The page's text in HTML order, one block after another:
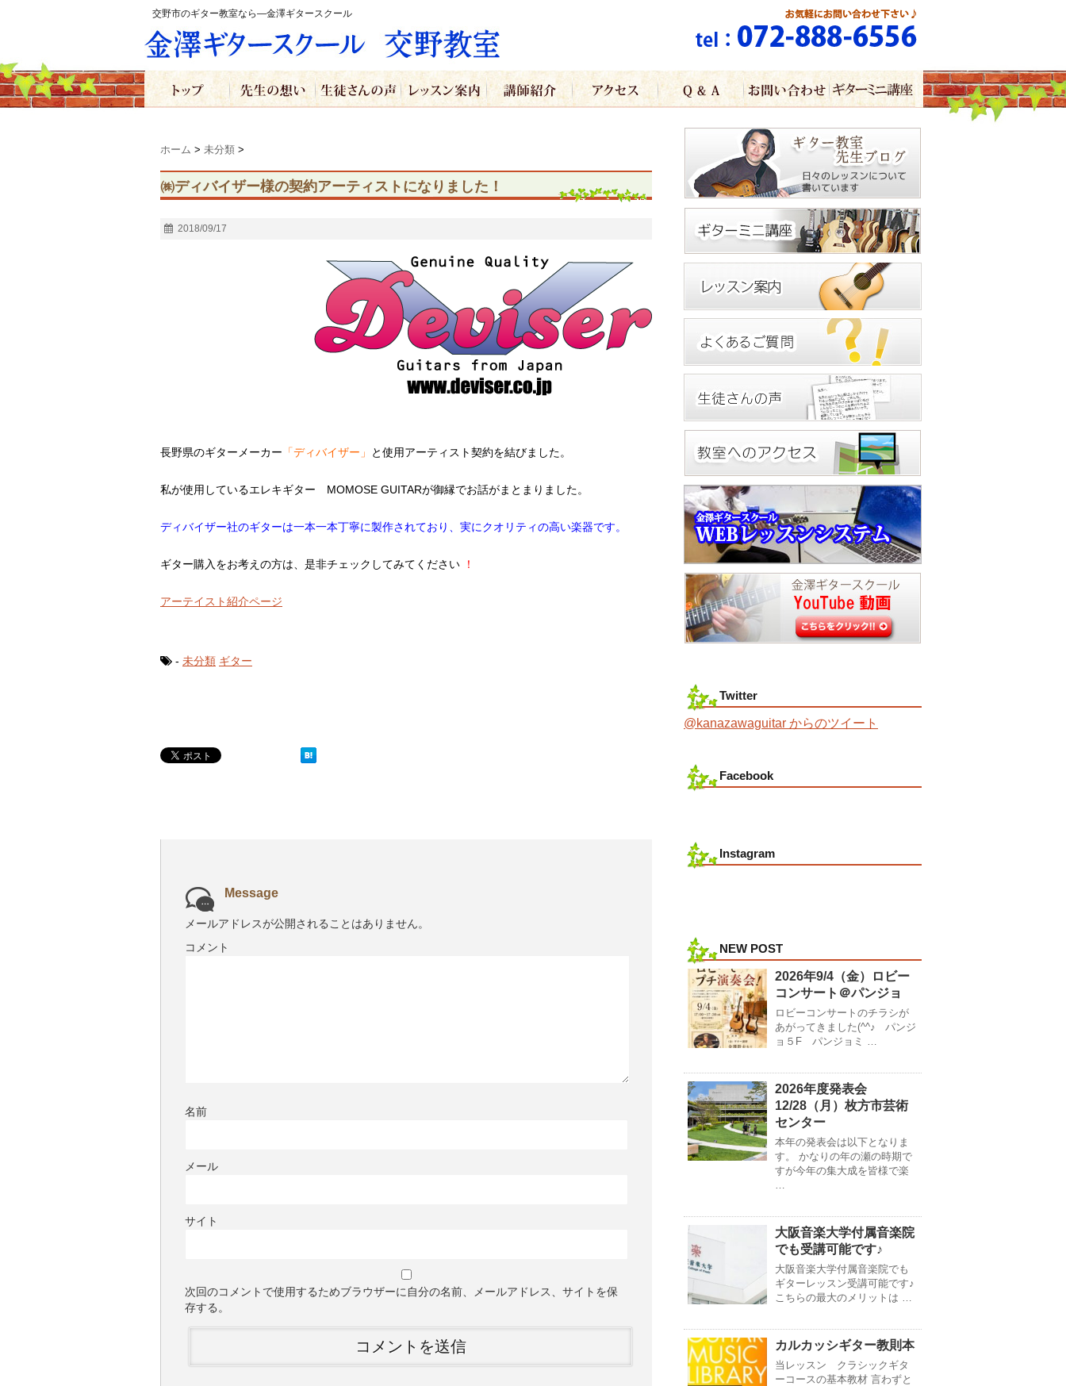
交野市のギター教室なら―金澤ギタースクール
ホーム > 未分類 >
㈱ディバイザー様の契約アーティストになりました！
2018/09/17
長野県のギターメーカー 「ディバイザー」 と使用アーティスト契約を結びました。
私が使用しているエレキギター MOMOSE GUITARが御縁でお話がまとまりました。
ディバイザー社のギターは一本一本丁寧に製作されており、実にクオリティの高い楽器です。
ギター購入をお考えの方は、是非チェックしてみてください ！
アーテイスト紹介ページ
- 未分類 ギター
Message
メールアドレスが公開されることはありません。
コメント
名前
メール
サイト
次回のコメントで使用するためブラウザーに自分の名前、メールアドレス、サイトを保
存する。
Twitter
@kanazawaguitar からのツイート
Facebook
Instagram
NEW POST
2026年9/4（金）ロビー
コンサート＠パンジョ
ロビーコンサートのチラシが
あがってきました(^^♪ パンジ
ョ５F パンジョミ …
2026年度発表会
12/28（月）枚方市芸術
センター
本年の発表会は以下となりま
す。 かなりの年の瀬の時期で
すが今年の集大成を皆様で楽
…
大阪音楽大学付属音楽院
でも受講可能です♪
大阪音楽大学付属音楽院でも
ギターレッスン受講可能です♪
こちらの最大のメリットは …
カルカッシギター教則本
当レッスン クラシックギタ
ーコースの基本教材 言わずと